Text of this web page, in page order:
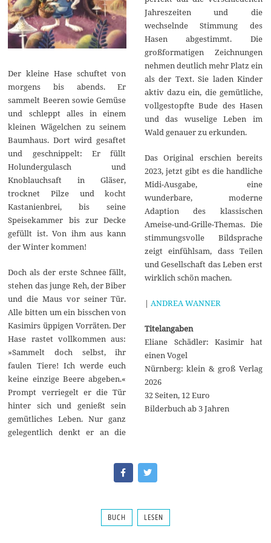
Der kleine Hase schuftet von
morgens bis abends. Er
sammelt Beeren sowie Gemüse
und schleppt alles in einem
kleinen Wägelchen zu seinem
Baumhaus. Dort wird gesaftet
und geschnippelt: Er füllt
Holundergulasch und
Knoblauchsaft in Gläser,
trocknet Pilze und kocht
Kastanienbrei, bis seine
Speisekammer bis zur Decke
gefüllt ist. Von ihm aus kann
der Winter kommen!
Doch als der erste Schnee fällt,
stehen das junge Reh, der Biber
und die Maus vor seiner Tür.
Alle bitten um ein bisschen von
Kasimirs üppigen Vorräten. Der
Hase rastet vollkommen aus:
»Sammelt doch selbst, ihr
faulen Tiere! Ich werde euch
keine einzige Beere abgeben.«
Prompt verriegelt er die Tür
hinter sich und genießt sein
gemütliches Leben. Nur ganz
gelegentlich denkt er an die
Jahreszeiten und die
wechselnde Stimmung des
Hasen abgestimmt. Die
großformatigen Zeichnungen
nehmen deutlich mehr Platz ein
als der Text. Sie laden Kinder
aktiv dazu ein, die gemütliche,
vollgestopfte Bude des Hasen
und das wuselige Leben im
Wald genauer zu erkunden.
Das Original erschien bereits
2023, jetzt gibt es die handliche
Midi-Ausgabe, eine
wunderbare, moderne
Adaption des klassischen
Ameise-und-Grille-Themas. Die
stimmungsvolle Bildsprache
zeigt einfühlsam, dass Teilen
und Gesellschaft das Leben erst
wirklich schön machen.
| ANDREA WANNER
Titelangaben
Eliane Schädler: Kasimir hat
einen Vogel
Nürnberg: klein & groß Verlag
2026
32 Seiten, 12 Euro
Bilderbuch ab 3 Jahren
BUCH LESEN